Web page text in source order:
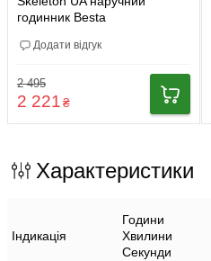
годинник Besta
Додати відгук
2 495
2 221₴
Характеристики
Індикація
Години
Хвилини
Секунди